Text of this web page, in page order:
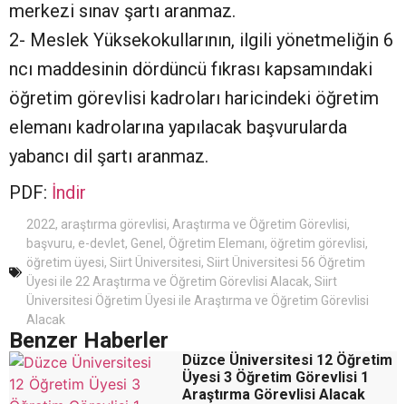
merkezi sınav şartı aranmaz.
2- Meslek Yüksekokullarının, ilgili yönetmeliğin 6
ncı maddesinin dördüncü fıkrası kapsamındaki
öğretim görevlisi kadroları haricindeki öğretim
elemanı kadrolarına yapılacak başvurularda
yabancı dil şartı aranmaz.
PDF: İndir
2022, araştırma görevlisi, Araştırma ve Öğretim Görevlisi,
başvuru, e-devlet, Genel , Öğretim Elemanı, öğretim görevlisi,
öğretim üyesi, Siirt Üniversitesi, Siirt Üniversitesi 56 Öğretim
Üyesi ile 22 Araştırma ve Öğretim Görevlisi Alacak, Siirt
Üniversitesi Öğretim Üyesi ile Araştırma ve Öğretim Görevlisi
Alacak
Benzer Haberler
Düzce Üniversitesi 12 Öğretim
Üyesi 3 Öğretim Görevlisi 1
Araştırma Görevlisi Alacak